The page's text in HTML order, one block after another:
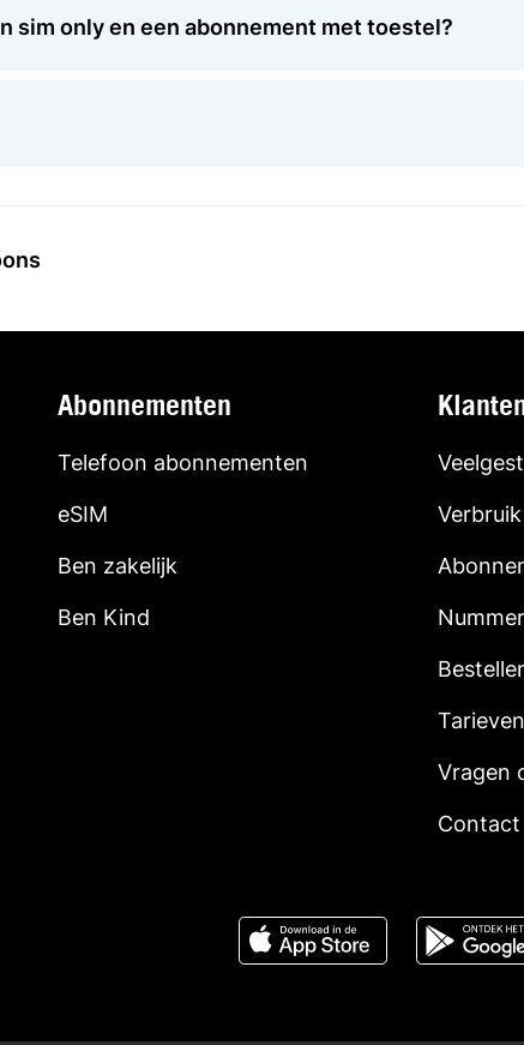
sim only en een abonnement met toestel?
Abonnementen
Telefoon abonnementen
eSIM
Ben zakelijk
Ben Kind
Vragen
Contact